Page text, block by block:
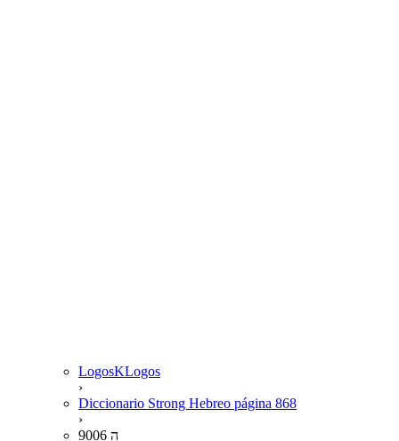
LogosKLogos
›
Diccionario Strong Hebreo página 868
›
9006 ה